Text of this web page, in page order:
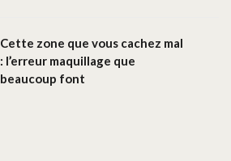
Cette zone que vous cachez mal
: l’erreur maquillage que
beaucoup font